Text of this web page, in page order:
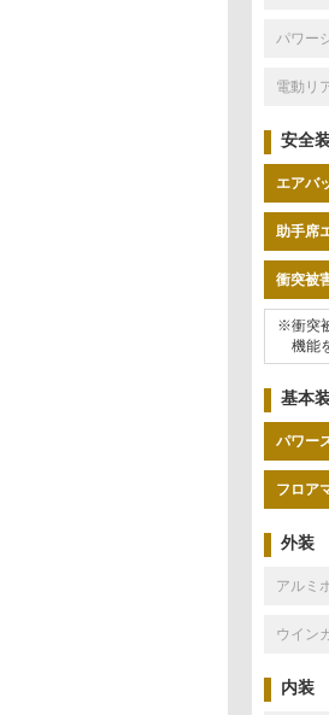
パワー
電動リ
安全
エアバ
助手席
衝突被
※衝突
機能
基本
パワー
フロア
外装
アルミ
ウイン
内装